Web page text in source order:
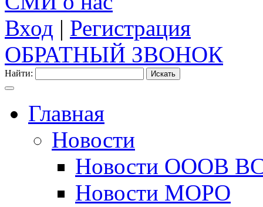
Вход | Регистрация
ОБРАТНЫЙ ЗВОНОК
Найти:
Главная
Новости
Новости ОООВ
Новости МОРО